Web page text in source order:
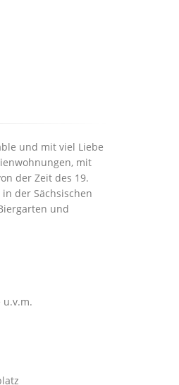
und mit viel Liebe
mit
der Zeit des 19.
der Sächsischen
und
u.v.m.